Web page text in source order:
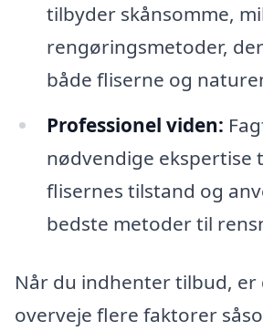
tilbyder skånsomme,
rengøringsmetoder,
både fliserne og
Professionel viden:
nødvendige ekspertise
flisernes tilstand og
bedste metoder til
Når du indhenter tilbud,
overveje flere faktorer